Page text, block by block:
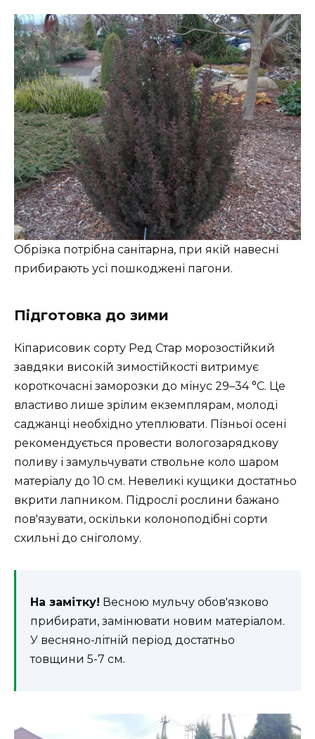
Обрізка потрібна санітарна, при якій навесні
прибирають усі пошкоджені пагони.
Підготовка до зими
Кіпарисовик сорту Ред Стар морозостійкий
завдяки високій зимостійкості витримує
короткочасні заморозки до мінус 29–34 °C. Це
властиво лише зрілим екземплярам, молоді
саджанці необхідно утеплювати. Пізньої осені
рекомендується провести вологозарядкову
поливу і замульчувати ствольне коло шаром
матеріалу до 10 см. Невеликі кущики достатньо
вкрити лапником. Підрослі рослини бажано
пов'язувати, оскільки колоноподібні сорти
схильні до сніголому.
На замітку! Весною мульчу обов'язково
прибирати, замінювати новим матеріалом.
У весняно-літній період достатньо
товщини 5-7 см.